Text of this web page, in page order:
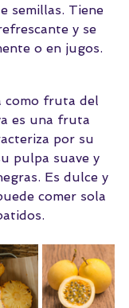
semillas. Tiene
y se
o en jugos.
como fruta del
es una fruta
por su
pulpa suave y
Es dulce y
comer sola